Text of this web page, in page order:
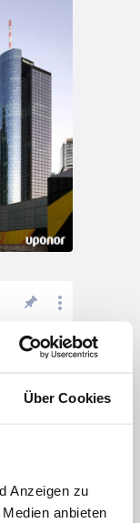
Über Cookies
Anzeigen zu
anbieten